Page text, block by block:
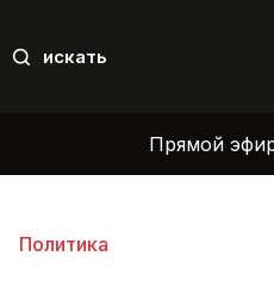
искать
Прямой
Политика